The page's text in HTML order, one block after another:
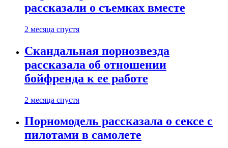
рассказали о съемках вместе
2 месяца спустя
Скандальная порнозвезда
рассказала об отношении
бойфренда к ее работе
2 месяца спустя
Порномодель рассказала о сексе с
пилотами в самолете